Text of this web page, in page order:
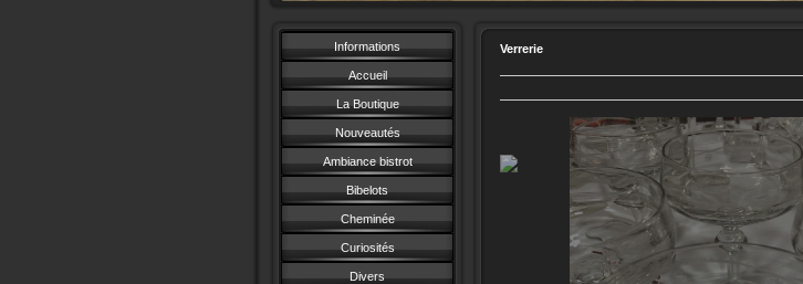
Informations
Accueil
La Boutique
Nouveautés
Ambiance bistrot
Bibelots
Cheminée
Curiosités
Divers
Verrerie